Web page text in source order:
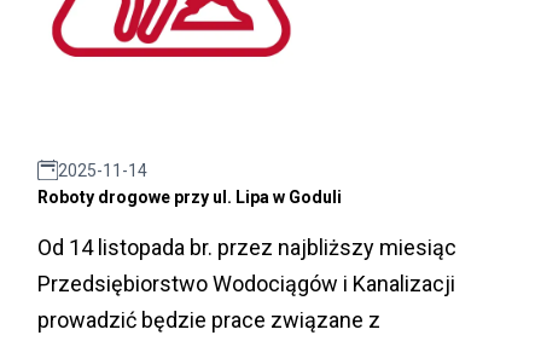
2025-11-14
Roboty drogowe przy ul. Lipa w Goduli
Od 14 listopada br. przez najbliższy miesiąc
Przedsiębiorstwo Wodociągów i Kanalizacji
prowadzić będzie prace związane z